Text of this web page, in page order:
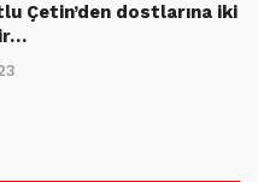
Çetin’den dostlarına iki